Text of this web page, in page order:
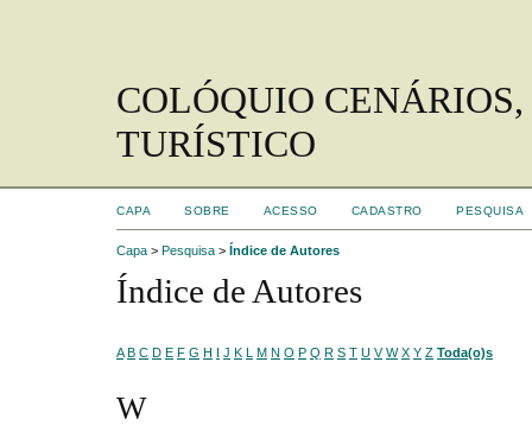
COLÓQUIO
TURÍSTICO
CAPA SOBRE ACESSO CADASTRO PESQUISA
Capa > Pesquisa > Índice de Autores
Índice de Autores
A B C D E F G H I J K L M N O P Q R S T U V W X Y Z Toda(o)s
W